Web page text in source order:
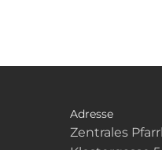
Adresse
Zentrales